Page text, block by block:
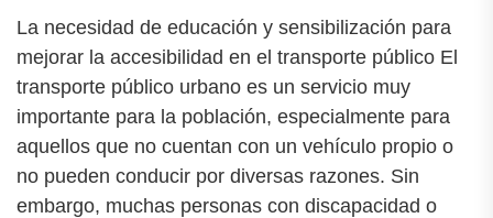
La necesidad de educación y sensibilización para
mejorar la accesibilidad en el transporte público El
transporte público urbano es un servicio muy
importante para la población, especialmente para
aquellos que no cuentan con un vehículo propio o
no pueden conducir por diversas razones. Sin
embargo, muchas personas con discapacidad o